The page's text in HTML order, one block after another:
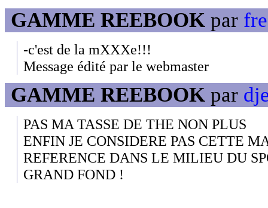
GAMME REEBOOK par
-c'est de la mXXXe!!!
Message édité par le webmaster
GAMME REEBOOK par
PAS MA TASSE DE THE NON PLUS
ENFIN JE CONSIDERE PAS CETTE
REFERENCE DANS LE MILIEU DU
GRAND FOND !